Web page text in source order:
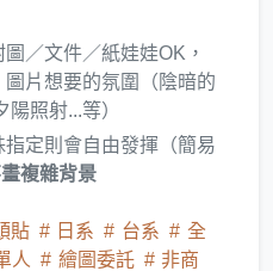
圖／文件／紙娃娃OK，
片想要的氛圍（陰暗的
照射...等）
定則會自由發揮（簡易
複雜背景
貼 日系 台系
全
人 繪圖委託
非商